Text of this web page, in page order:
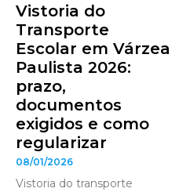
Vistoria do
Transporte
Escolar em Várzea
Paulista 2026:
prazo,
documentos
exigidos e como
regularizar
08/01/2026
Vistoria do transporte